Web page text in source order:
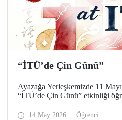
“İTÜ’de Çin Günü”
Ayazağa Yerleşkemizde 11
“İTÜ’de Çin Günü” etkinliği
14 May 2026 Öğrenci